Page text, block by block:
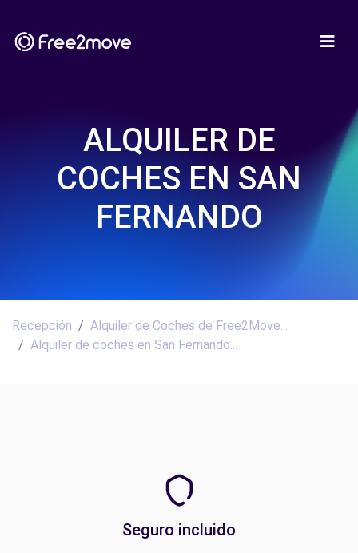
ALQUILER DE
COCHES EN SAN
FERNANDO
Recepción
Alquiler de Coches de Free2Move...
Alquiler de coches en San Fernando...
Seguro incluido